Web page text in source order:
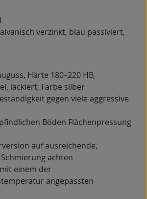
verzinkt, blau passiviert,
Härte 180–220 HB,
lackiert, Farbe silber
gegen viele aggressive
Böden Flächenpressung
auf ausreichende,
achten
einem der
angepassten